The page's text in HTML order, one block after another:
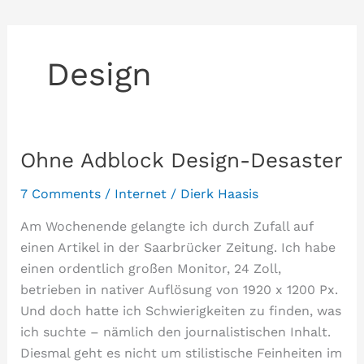
Design
Ohne Adblock Design-Desaster
7 Comments / Internet/ Dierk Haasis
Am Wochenende gelangte ich durch Zufall auf
einen Artikel in der Saarbrücker Zeitung. Ich habe
einen ordentlich großen Monitor, 24 Zoll,
betrieben in nativer Auflösung von 1920 x 1200 Px.
Und doch hatte ich Schwierigkeiten zu finden, was
ich suchte – nämlich den journalistischen Inhalt.
Diesmal geht es nicht um stilistische Feinheiten im